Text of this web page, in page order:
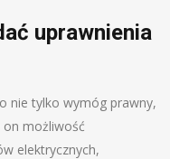
uprawnienia
nie tylko wymóg prawny,
możliwość
elektrycznych,